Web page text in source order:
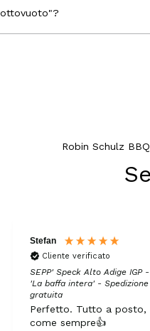
Robin Schulz
Stefan
Cliente verificato
SEPP' Speck Alto Adige IGP -
'La baffa intera' - Spedizione
gratuita
Perfetto. Tutto a posto,
come sempre👍